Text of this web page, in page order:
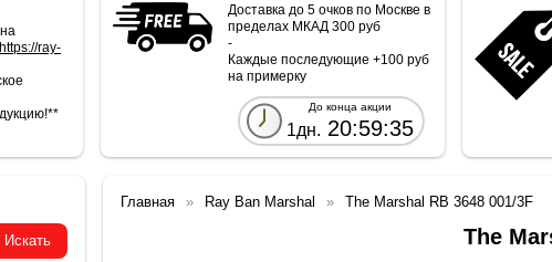
https://ray-
Доставка до 5 очков по Москве в
пределах МКАД 300 руб
-
Каждые последующие +100 руб
на примерку
До конца акции
1дн. 20:59:34
Главная Ray Ban Marshal The Marshal RB 3648 001/3F
The